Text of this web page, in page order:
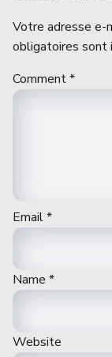
Votre adresse e-
obligatoires sont
Comment*
Email*
Name *
Website